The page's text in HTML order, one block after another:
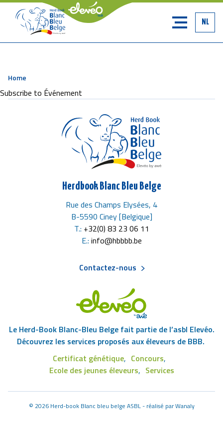
NL
Breadcrumb
Home
Subscribe to Événement
Herdbook Blanc Bleu Belge
Rue des Champs Elysées, 4
B-5590 Ciney [Belgique]
T.: +32(0) 83 23 06 11
E.: info@hbbbb.be
de
Contactez-nous
Le Herd-Book Blanc-Bleu Belge fait partie de l’asbl Elevéo.
Découvrez les services proposés aux éleveurs de BBB.
Footer
Eleveo
Certificat génétique
Concours
Ecole des jeunes éleveurs
Services
© 2026 Herd-book Blanc bleu belge ASBL - réalisé parWanaly